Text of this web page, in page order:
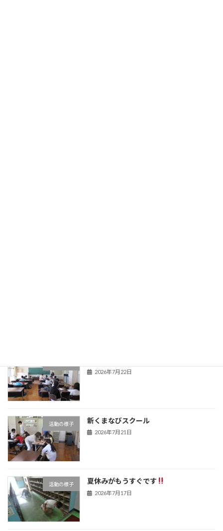
2026年7月22日
活動の様子 新くまなびスクール
2026年7月21日
活動の様子 夏休みがもうすぐです
2026年7月17日